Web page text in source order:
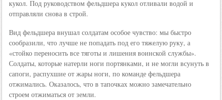
кукол. Под руководством фельдшера кукол отливали водой и
отправляли снова в строй.
Вид фельдшера внушал солдатам особое чувство: мы быстро
сообразили, что лучше не попадать под его тяжелую руку, а
«стойко переносить все тяготы и лишения воинской службы».
Солдаты, которые натерли ноги портянками, и не могли всунуть в
сапоги, распухшие от жары ноги, по команде фельдшера
отжимались. Оказалось, что в тапочках можно замечательно
строем отжиматься от земли.